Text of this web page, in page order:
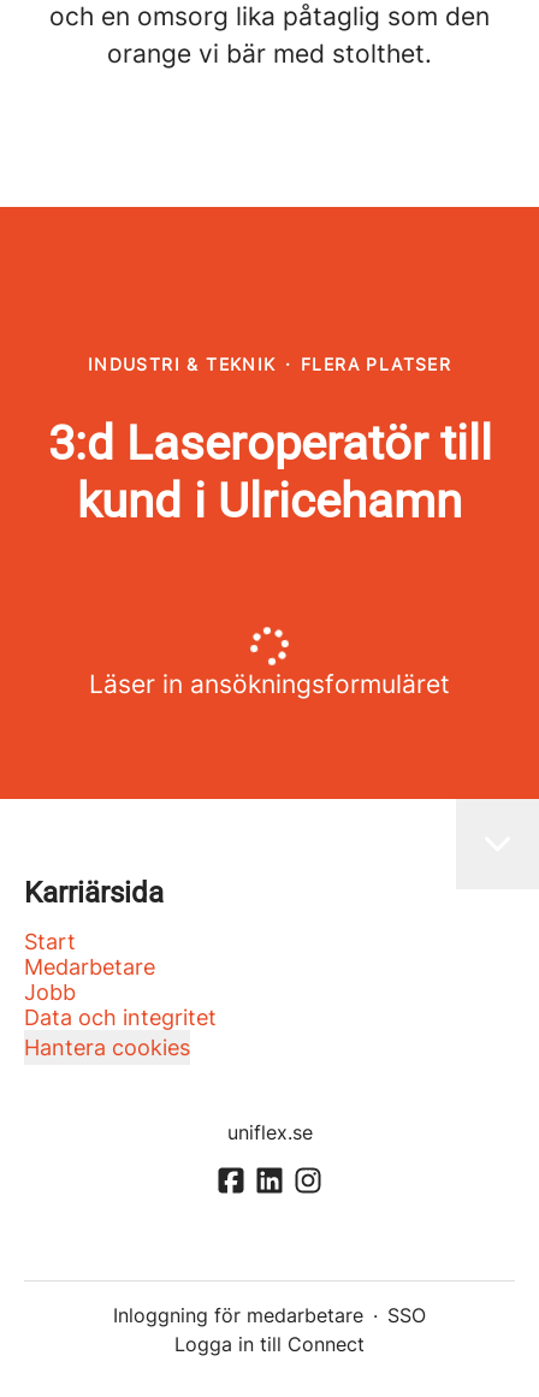
och en omsorg lika påtaglig som den
orange vi bär med stolthet.
INDUSTRI & TEKNIK · FLERA PLATSER
3:d Laseroperatör till
kund i Ulricehamn
Läser in ansökningsformuläret
Karriärsida
Start
Medarbetare
Jobb
Data och integritet
Hantera cookies
uniflex.se
Inloggning för medarbetare · SSO
Logga in till Connect